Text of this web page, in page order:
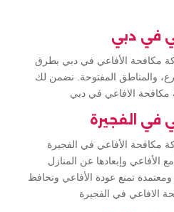
في دبي
مكافحة الأفاعي في دبي بطرق
والمناطق المفتوحة. نضمن لك
الافاعي في دبي
في الفجيرة
مكافحة الأفاعي في الفجيرة
الأفاعي وإبعادها عن المنازل
تمنع عودة الأفاعي وتحافظ
الافاعي في الفجيرة